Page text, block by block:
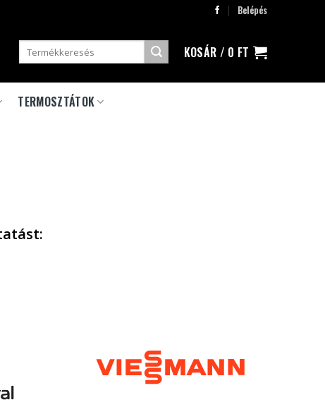
Belépés
KOSÁR / 0 FT
TERMOSZTÁTOK